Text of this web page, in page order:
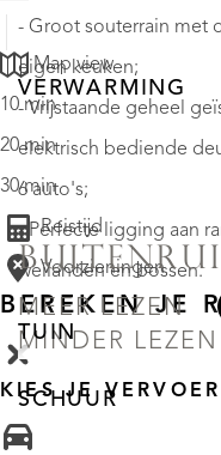
- Groot souterrain met
eigen keuken;
- Vrijstaande geheel
elektrisch bediende
6 auto's;
- Perfecte ligging aan
weilanden en bossen.
MEER LEZEN
MINDER LEZEN
VERWARMING
TUIN
SCHUUR
Map view
10 min
20 min
30 min
Reistijd
Voorzieningen
BEREKEN JE
KIES JE VERVOER